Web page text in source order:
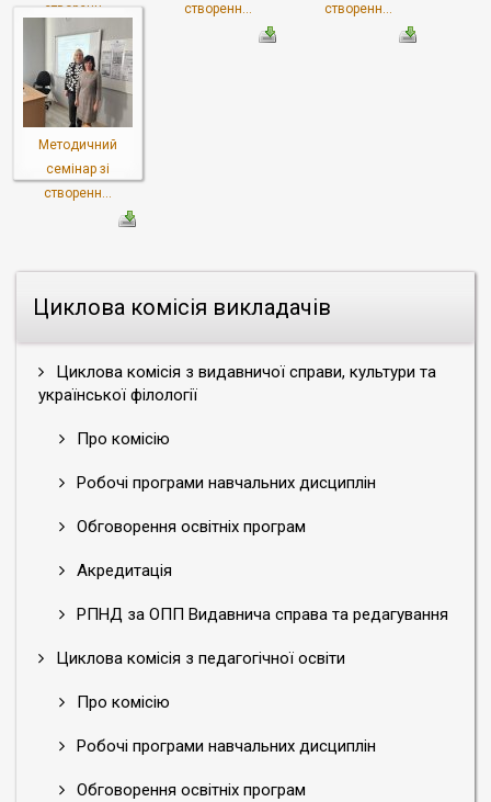
Циклова комісія викладачів
Циклова комісія з видавничої справи, культури та
української філології
Про комісію
Робочі програми навчальних дисциплін
Обговорення освітніх програм
Акредитація
РПНД за ОПП Видавнича справа та редагування
Циклова комісія з педагогічної освіти
Про комісію
Робочі програми навчальних дисциплін
Обговорення освітніх програм
створенн...
створенн...
створенн...
Методичний
семінар зі
створенн...